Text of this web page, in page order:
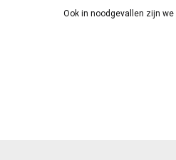
Ook in noodgevallen zijn